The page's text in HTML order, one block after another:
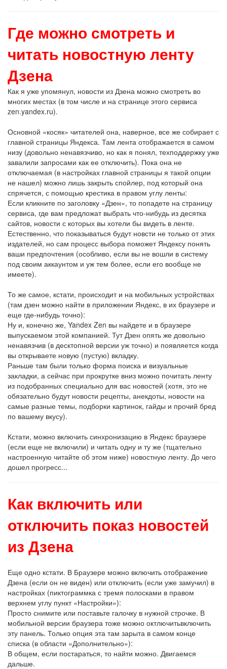
Где можно смотреть и
читать новостную ленту
Дзена
Как я уже упомянул, новости из Дзена можно смотреть во
многих местах (в том числе и на странице этого сервиса
zen.yandex.ru).
Основной «косяк» читателей она, наверное, все же собирает с
главной страницы Яндекса. Там лента отображается в самом
низу (довольно ненавязчиво, но как я понял, техподдержку уже
завалили запросами как ее отключить). Пока она не
отключаемая (в настройках главной страницы я такой опции
не нашел) можно лишь закрыть спойлер, под который она
спрячется, с помощью крестика в правом углу ленты:
Если кликните по заголовку «Дзен», то попадете на страницу
сервиса, где вам предложат выбрать что-нибудь из десятка
сайтов, новости с которых вы хотели бы видеть в ленте.
Естественно, что показываться будут новсти не только от этих
издателей, но сам процесс выбора поможет Яндексу понять
ваши предпочтения (особливо, если вы не вошли в систему
под своим аккаунтом и уж тем более, если его вообще не
имеете).
То же самое, кстати, происходит и на мобильных устройствах
(там дзен можно найти в приложении Яндекс, в их браузере и
еще где-нибудь точно):
Ну и, конечно же, Yandex Zen вы найдете и в браузере
выпускаемом этой компанией. Тут Дзен опять же довольно
ненавязчив (в десктопной версии уж точно) и появляется когда
вы открываете новую (пустую) вкладку.
Раньше там были только форма поиска и визуальные
закладки, а сейчас при прокрутке вниз можно почитать ленту
из подобранных специально для вас новостей (хотя, это не
обязательно будут новости рецепты, анекдоты, новости на
самые разные темы, подборки картинок, гайды и прочий бред
по вашему вкусу).
Кстати, можно включить синхронизацию в Яндекс браузере
(если еще не включили) и читать одну и ту же (тщательно
настроенную читайте об этом ниже) новостную ленту. До чего
дошел прогресс...
Как включить или
отключить показ новостей
из Дзена
Еще одно кстати. В Браузере можно включить отображение
Дзена (если он не виден) или отключить (если уже замучил) в
настройках (пиктограммка с тремя полосками в правом
верхнем углу пункт «Настройки»):
Просто снимите или поставьте галочку в нужной строчке. В
мобильной версии браузера тоже можно октлючитьвключить
эту панель. Только опция эта там зарыта в самом конце
списка (в области «Дополнительно»):
В общем, если постараться, то найти можно. Двигаемся
дальше.